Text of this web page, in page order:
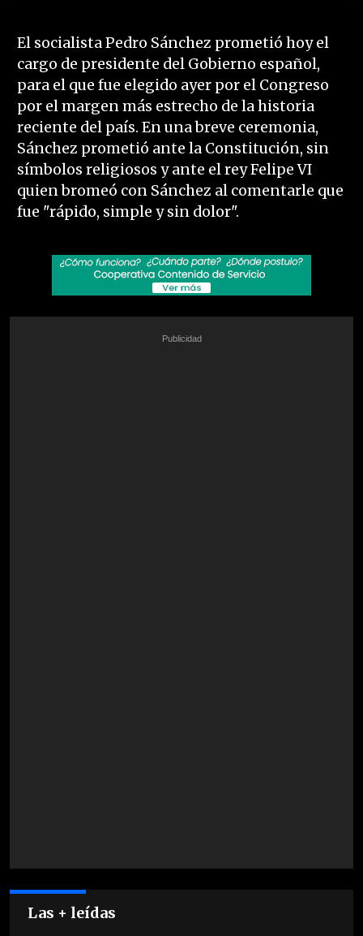
El socialista Pedro Sánchez prometió hoy el
cargo de presidente del Gobierno español,
para el que fue elegido ayer por el Congreso
por el margen más estrecho de la historia
reciente del país. En una breve ceremonia,
Sánchez prometió ante la Constitución, sin
símbolos religiosos y ante el rey Felipe VI
quien bromeó con Sánchez al comentarle que
fue "rápido, simple y sin dolor".
Las + leídas